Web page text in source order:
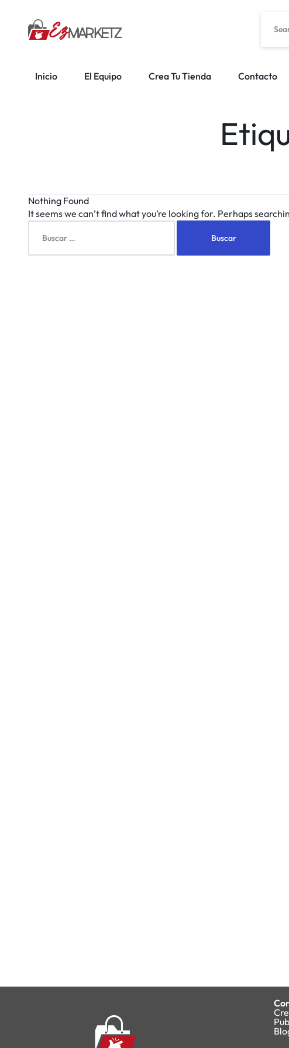
EMPRENDEDORES,
Inicio El Equipo Crea Tu Tienda Contacto
Nothing Found
It seems we can’t find what you’re looking for. Perhaps